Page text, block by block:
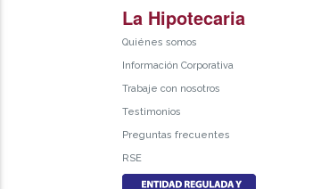
La Hipotecaria
Quiénes somos
Información Corporativa
Trabaje con nosotros
Testimonios
Preguntas frecuentes
RSE